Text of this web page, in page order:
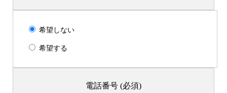
希望しない
希望する
電話番号(必須)